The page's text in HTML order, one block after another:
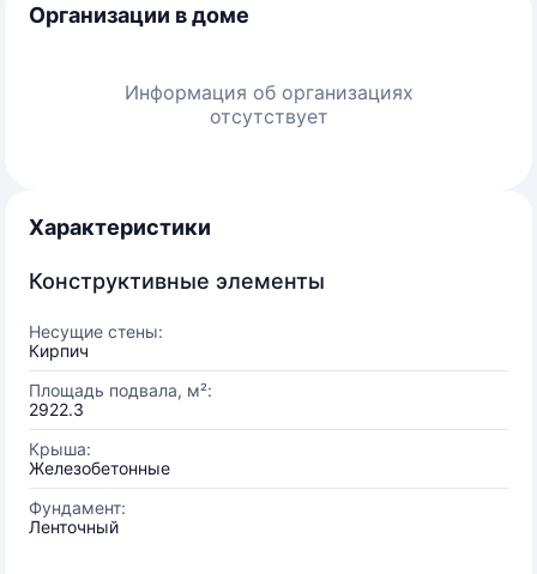
Организации в доме
Информация об организациях
отсутствует
Характеристики
Конструктивные элементы
Несущие стены:
Кирпич
Площадь подвала, м²:
2922.3
Крыша:
Железобетонные
Фундамент:
Ленточный